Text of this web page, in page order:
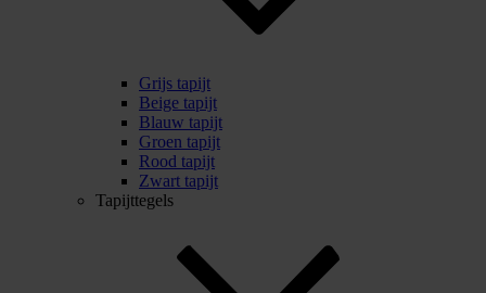
Grijs tapijt
Beige tapijt
Blauw tapijt
Groen tapijt
Rood tapijt
Zwart tapijt
Tapijttegels